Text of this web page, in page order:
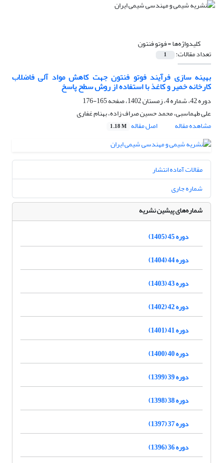
کلیدواژه‌ها =فوتو فنتون
تعداد مقالات: 1
بهینه سازی فرآیند فوتو فنتون جهت کاهش مواد آلی فاضلاب
کارخانه خمیر و کاغذ با استفاده از روش سطح پاسخ
دوره 42، شماره 4، زمستان 1402، صفحه
165-176
علی طهماسبی، محمد حسین صراف زاده، بهنام غفاری
مشاهده مقاله
اصل مقاله 1.18 M
مقالات آماده انتشار
شماره جاری
شماره‌های پیشین نشریه
دوره 45 (1405)
دوره 44 (1404)
دوره 43 (1403)
دوره 42 (1402)
دوره 41 (1401)
دوره 40 (1400)
دوره 39 (1399)
دوره 38 (1398)
دوره 37 (1397)
دوره 36 (1396)